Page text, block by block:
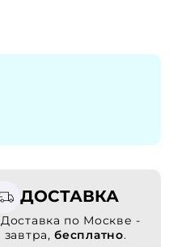
ДОСТАВКА
Доставка по Москве -
завтра,бесплатно.